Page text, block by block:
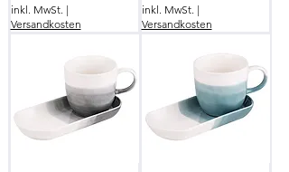
inkl. MwSt. |
Versandkosten
inkl. MwSt. |
Versandkosten